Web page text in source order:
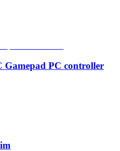
PC controller